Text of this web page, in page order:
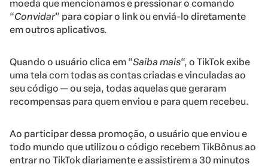
moeda que mencionamos e pressionar o comando
“Convidar” para copiar o link ou enviá-lo diretamente
em outros aplicativos.
Quando o usuário clica em “Saiba mais“, o TikTok exibe
uma tela com todas as contas criadas e vinculadas ao
seu código — ou seja, todas aquelas que geraram
recompensas para quem enviou e para quem recebeu.
Ao participar dessa promoção, o usuário que enviou e
todo mundo que utilizou o código recebem TikBônus ao
entrar no TikTok diariamente e assistirem a 30 minutos